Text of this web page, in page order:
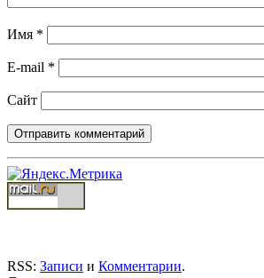
Имя *
E-mail *
Сайт
RSS: Записи и Комментарии.